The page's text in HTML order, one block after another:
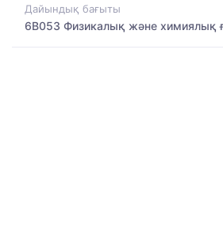
Дайындық бағыты
6B053 Физикалық және химиялық